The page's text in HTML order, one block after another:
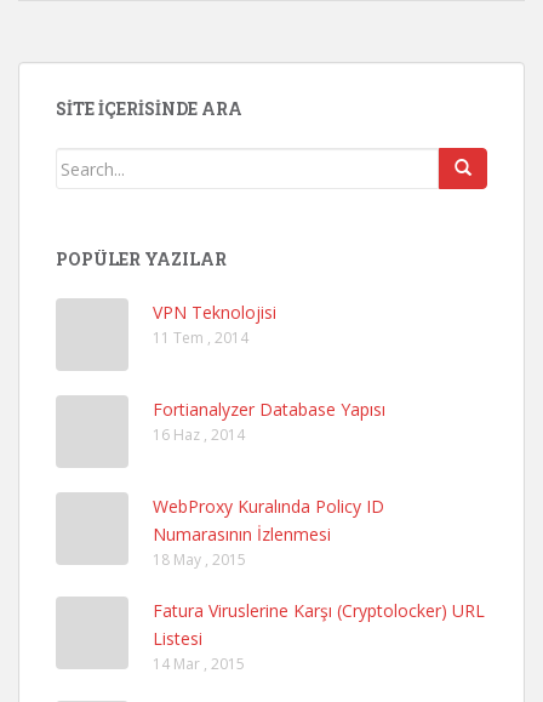
SITE İÇERISINDE ARA
POPÜLER YAZILAR
VPN Teknolojisi
11 Tem , 2014
Fortianalyzer Database Yapısı
16 Haz , 2014
WebProxy Kuralında Policy ID
Numarasının İzlenmesi
18 May , 2015
Fatura Viruslerine Karşı (Cryptolocker) URL
Listesi
14 Mar , 2015